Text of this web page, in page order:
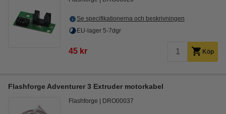
Se specifikationerna och beskrivningen
EU-lager 5-7dgr
45 kr Köp
Flashforge Adventurer 3 Extruder motorkabel
Flashforge DRO00037